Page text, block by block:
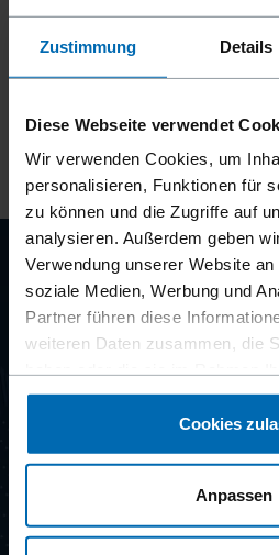
Zustimmung Details
Diese Webseite verwendet
Wir verwenden Cookies, um
personalisieren, Funktionen für
zu können und die Zugriffe auf
analysieren. Außerdem geben
Verwendung unserer Website
soziale Medien, Werbung und
Partner führen diese
weiteren Daten zusammen, die
gesammelt haben.
Cookies
Anpassen
Sehr gut - Sie haben es fast
Anmeldung abzuschließen,
CLIP
SYSTEMS
NEWSLETTER ABONNIEREN
Produkte